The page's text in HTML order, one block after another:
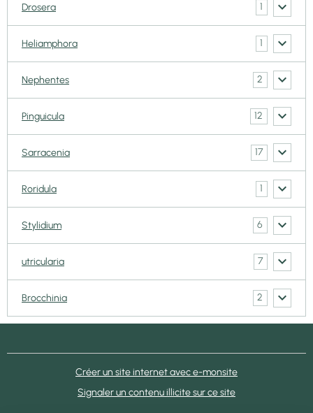
Drosera 1
Heliamphora 1
Nephentes 2
Pinguicula 12
Sarracenia 17
Roridula 1
Stylidium 6
utricularia 7
Brocchinia 2
Créer un site internet avec e-monsite
Signaler un contenu illicite sur ce site